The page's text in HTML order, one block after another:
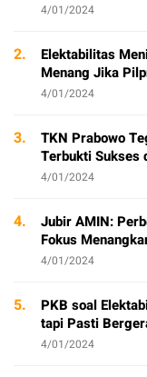
4/01/2024
2.
Elektabilitas
Menang Jika
4/01/2024
3.
TKN Prabowo
Terbukti Sukses
4/01/2024
4.
Jubir AMIN:
Fokus
4/01/2024
5.
PKB soal
tapi Pasti
4/01/2024